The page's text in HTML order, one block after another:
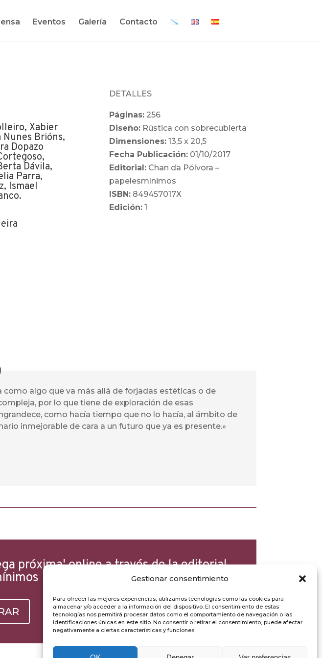
Gestionar consentimiento
Para ofrecer las mejores experiencias, utilizamos tecnologías como las cookies para
almacenar y/o acceder a la información del dispositivo. El consentimiento de estas
tecnologías nos permitirá procesar datos como el comportamiento de navegación o las
identificaciones únicas en este sitio. No consentir o retirar el consentimiento, puede afectar
negativamente a ciertas características y funciones.
Eventos Galería Contacto
Xabier
Nunes Brións,
Dopazo
Dávila,
Parra,
Ismael
DETALLES
Páginas: 256
Diseño: Rústica con sobrecubierta
Dimensiones: 13,5 x 20,5
Fecha Publicación: 01/10/2017
Editorial: Chan da Pólvora –
papelesmínimos
ISBN:849457017X
Edición: 1
algo que va más allá de forjadas estéticas o de
por lo que tiene de exploración de esas
como hacía tiempo que no lo hacía, al ámbito de
inmejorable de cara a un futuro que ya es presente.»
próxima' online a través de la editorial